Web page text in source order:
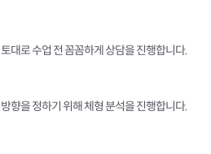
대로 수업 전 꼼꼼하게 상담을 진행합니다.
향을 정하기 위해 체형 분석을 진행합니다.